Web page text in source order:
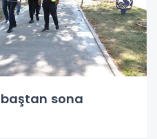
baştan sona